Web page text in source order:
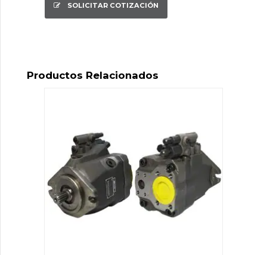
SOLICITAR COTIZACIÓN
Productos Relacionados